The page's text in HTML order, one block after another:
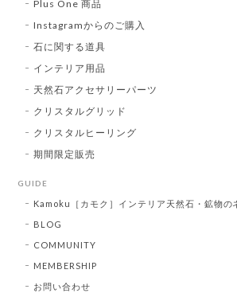
Plus One 商品
Instagramからのご購入
石に関する道具
インテリア用品
天然石アクセサリーパーツ
クリスタルグリッド
クリスタルヒーリング
期間限定販売
GUIDE
Kamoku［カモク］インテリア天然石・鉱物の
BLOG
COMMUNITY
MEMBERSHIP
お問い合わせ